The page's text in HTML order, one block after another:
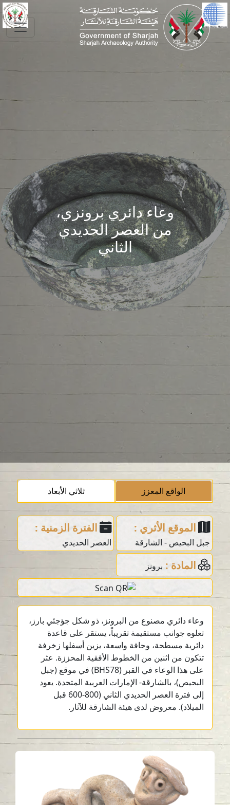
Skip to main
وعاء دائري برونزي،
من العصر الحديدي
الثاني
الواقع المعزز ثلاثي الأبعاد
الموقع الأثري :
جبل البحيص - الشارقة
الفترة الزمنية :
العصر الحديدي
المادة : برونز
وعاء دائري مصنوع من البرونز، ذو شكل جؤجئي بارز،
تعلوه جوانب مستقيمة تقريباً، يستقر على قاعدة
دائرية مسطحة، وحافة واسعة، يزين أسفلها زخرفة
تتكون من اثنين من الخطوط الأفقية المحززة. عثر
على هذا الوعاء في القبر (BHS78) في موقع (جبل
البحيص)، بالشارقة- الإمارات العربية المتحدة. يعود
إلى فترة العصر الحديدي الثاني (800-600 قبل
الميلاد). معروض لدى هيئة الشارقة للآثار.